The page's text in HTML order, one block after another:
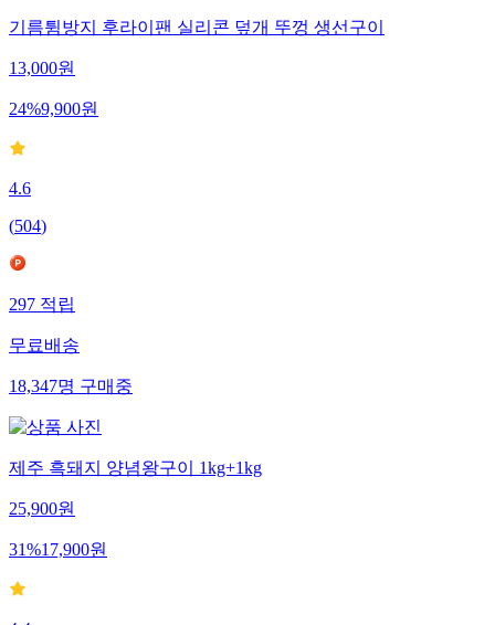
기름튐방지 후라이팬 실리콘 덮개 뚜껑 생선구이
13,000원
24%9,900원
4.6
(504)
297적립
무료배송
18,347명구매중
제주 흑돼지 양념왕구이 1kg+1kg
25,900원
31%17,900원